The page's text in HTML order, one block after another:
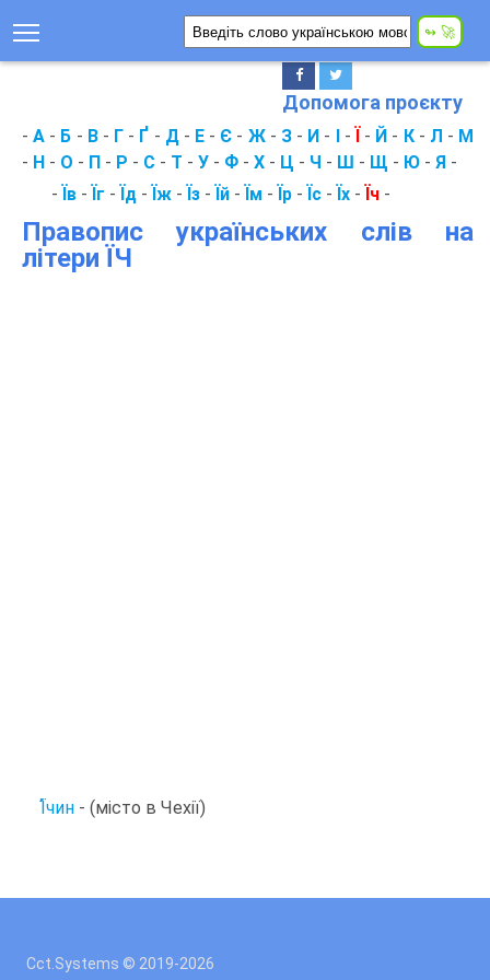
Допомога проєкту
-А - Б - В- Г - Ґ - Д- Е - Є - Ж- З- И - І- Ї- Й - К- Л - М
- Н - О - П - Р - С - Т - У - Ф - Х - Ц - Ч - Ш - Щ - Ю - Я -
- Їв - Їг - Їд - Їж - Їз - Їй - Їм - Їр - Їс - Їх - Їч -
Правопис українських слів на
літери ЇЧ
Їчин - (місто в Чехії)
Cct.Systems © 2019-2026